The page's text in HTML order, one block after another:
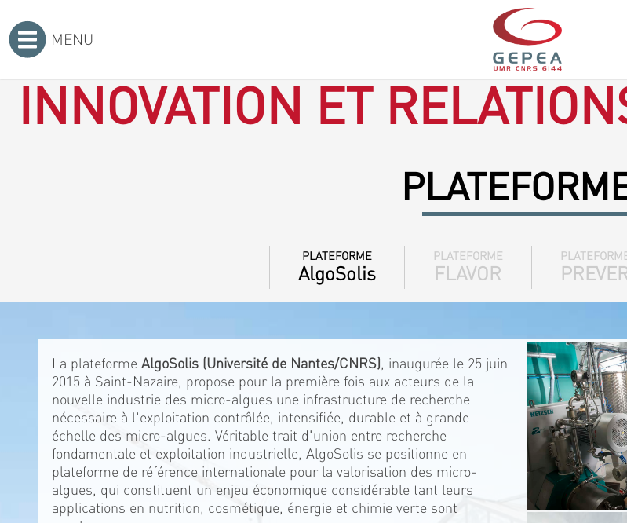
MENU
INNOVATION ET
PLATEFORME
AlgoSolis
PLATEFORME
FLAVOR
La plateforme AlgoSolis (Université de Nantes/CNRS) , inaugurée le 25 juin
2015 à Saint-Nazaire, propose pour la première fois aux acteurs de la
nouvelle industrie des micro-algues une infrastructure de recherche
nécessaire à l'exploitation contrôlée, intensifiée, durable et à grande
échelle des micro-algues. Véritable trait d'union entre recherche
fondamentale et exploitation industrielle, AlgoSolis se positionne en
plateforme de référence internationale pour la valorisation des micro-
algues, qui constituent un enjeu économique considérable tant leurs
applications en nutrition, cosmétique, énergie et chimie verte sont